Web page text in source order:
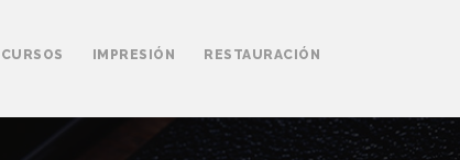
CURSOS IMPRESIÓN RESTAURACIÓN